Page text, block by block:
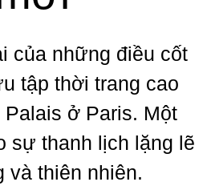
của những điều cốt
tập thời trang cao
ở Paris. Một
sự thanh lịch lặng lẽ
và thiên nhiên.